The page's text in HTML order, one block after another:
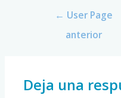
← User Page
anterior
Deja una